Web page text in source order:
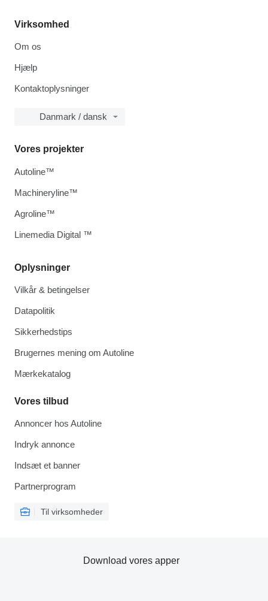
Virksomhed
Om os
Hjælp
Kontaktoplysninger
Danmark / dansk
Oplysninger
Vilkår & betingelser
Datapolitik
Sikkerhedstips
Brugernes mening om Autoline
Mærkekatalog
Vores tilbud
Annoncer hos Autoline
Indryk annonce
Indsæt et banner
Partnerprogram
Til virksomheder
Vores projekter
Autoline™
Machineryline™
Agroline™
Linemedia Digital ™
Download vores apper